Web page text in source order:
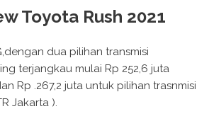
Toyota Rush 2021
dua pilihan transmisi
terjangkau mulai Rp 252,6 juta
Rp .267,2 juta untuk pilihan trasnmisi
Jakarta ).